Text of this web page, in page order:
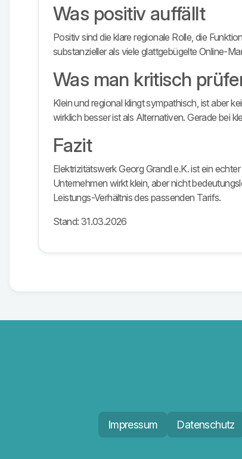
Was positiv auffällt
Positiv sind die klare regionale Rolle, die
substanzieller als viele glattgebügelte Online-
Was man kritisch
Klein und regional klingt sympathisch, ist aber
wirklich besser ist als Alternativen. Gerade bei
Fazit
Elektrizitätswerk Georg Grandl e.K. ist ein
Unternehmen wirkt klein, aber nicht
Leistungs-Verhältnis des passenden Tarifs.
Stand: 31.03.2026
Impressum Datenschutz